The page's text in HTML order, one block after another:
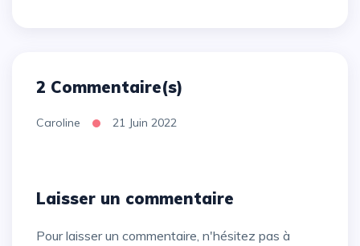
2 Commentaire(s)
Caroline 21 Juin 2022
Laisser un commentaire
Pour laisser un commentaire, n'hésitez pas à